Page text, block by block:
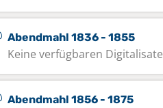
Abendmahl 1836 - 1855
Keine verfügbaren Digitalisate
Abendmahl 1856 - 1875